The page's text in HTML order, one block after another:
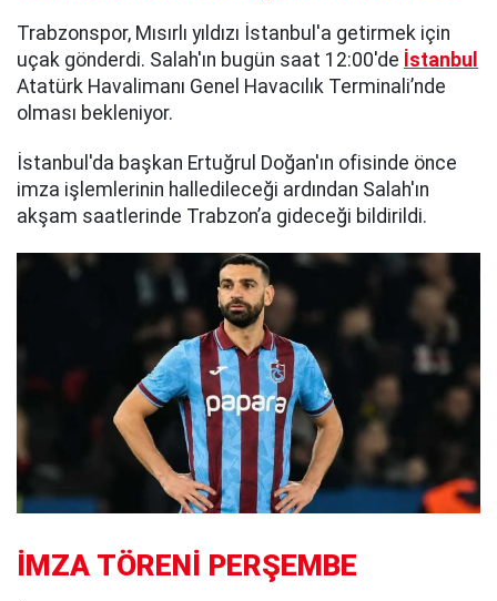
Trabzonspor, Mısırlı yıldızı İstanbul'a getirmek için
uçak gönderdi. Salah'ın bugün saat 12:00'de İstanbul
Atatürk Havalimanı Genel Havacılık Terminali’nde
olması bekleniyor.
İstanbul'da başkan Ertuğrul Doğan'ın ofisinde önce
imza işlemlerinin halledileceği ardından Salah'ın
akşam saatlerinde Trabzon’a gideceği bildirildi.
İMZA TÖRENİ PERŞEMBE